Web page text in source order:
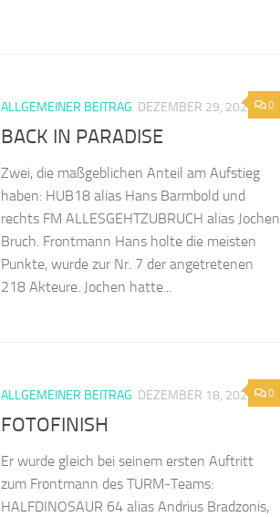
0
ALLGEMEINER BEITRAG DEZEMBER 29, 2023
BACK IN PARADISE
Zwei, die maßgeblichen Anteil am Aufstieg
haben: HUB18 alias Hans Barmbold und
rechts FM ALLESGEHTZUBRUCH alias Jochen
Bruch. Frontmann Hans holte die meisten
Punkte, wurde zur Nr. 7 der angetretenen
218 Akteure. Jochen hatte...
0
ALLGEMEINER BEITRAG DEZEMBER 18, 2023
FOTOFINISH
Er wurde gleich bei seinem ersten Auftritt
zum Frontmann des TURM-Teams:
HALFDINOSAUR 64 alias Andrius Bradzonis,